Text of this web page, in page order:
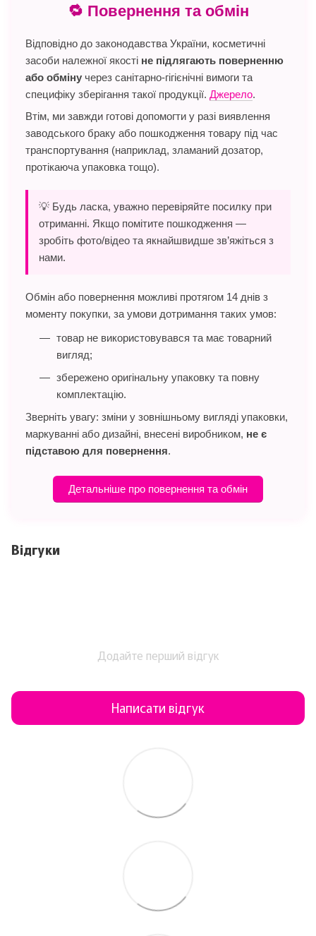
🔁 Повернення та обмін
Відповідно до законодавства України, косметичні
засоби належної якості не підлягають поверненню
або обміну через санітарно-гігієнічні вимоги та
специфіку зберігання такої продукції. Джерело.
Втім, ми завжди готові допомогти у разі виявлення
заводського браку або пошкодження товару під час
транспортування (наприклад, зламаний дозатор,
протікаюча упаковка тощо).
💡 Будь ласка, уважно перевіряйте посилку при
отриманні. Якщо помітите пошкодження —
зробіть фото/відео та якнайшвидше зв’яжіться з
нами.
Обмін або повернення можливі протягом 14 днів з
моменту покупки, за умови дотримання таких умов:
товар не використовувався та має товарний
вигляд;
збережено оригінальну упаковку та повну
комплектацію.
Зверніть увагу: зміни у зовнішньому вигляді упаковки,
маркуванні або дизайні, внесені виробником, не є
підставою для повернення.
Детальніше про повернення та обмін
Відгуки
Додайте перший відгук
Написати відгук